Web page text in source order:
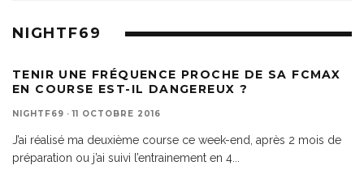
NIGHTF69
TENIR UNE FRÉQUENCE PROCHE DE SA FCMAX
EN COURSE EST-IL DANGEREUX ?
NIGHTF69 · 11 OCTOBRE 2016
J’ai réalisé ma deuxième course ce week-end, après 2 mois de
préparation ou j’ai suivi l’entrainement en 4